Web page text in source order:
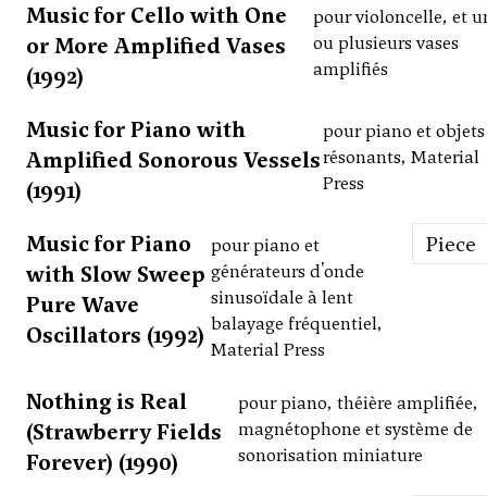
Music for Cello with One
or More Amplified Vases
(1992)
pour violoncelle, et
ou plusieurs vases
amplifiés
Music for Piano with
Amplified Sonorous Vessels
(1991)
pour piano et objets
résonants, Material
Press
Music for Piano
with Slow Sweep
Pure Wave
Oscillators (1992)
pour piano et
générateurs d'onde
sinusoïdale à lent
balayage fréquentiel,
Material Press
Piece
Nothing is Real
(Strawberry Fields
Forever) (1990)
pour piano, théière amplifiée,
magnétophone et système de
sonorisation miniature